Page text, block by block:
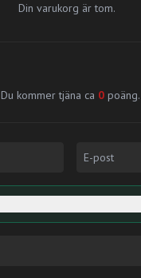
Din varukorg är tom.
Du kommer tjäna ca 0poäng.